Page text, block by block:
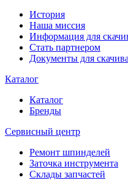
История
Наша миссия
Информация для
Стать партнером
Документы для
Каталог
Каталог
Бренды
Сервисный центр
Ремонт шпинделей
Заточка инструмента
Склады запчастей